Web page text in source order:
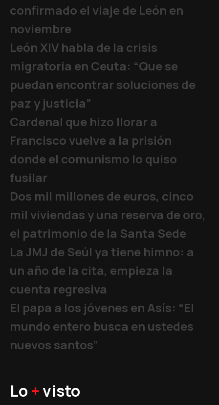
confirmado el viaje de León en
noviembre
León XIV habla de la crisis
migratoria en Ceuta: “Que se
puedan encontrar soluciones de
paz y justicia”
Cardenal que hizo llorar a
Francisco vuelve a la prisión
donde el comunismo lo quiso
fusilar
Dos mil millones de euros, cinco
mil viviendas y una reserva de oro,
el patrimonio de la Santa Sede
La JMJ de Seúl ya tiene himno: a
un año de la cita, empieza la
cuenta regresiva
El papa a los jóvenes en Asís: “El
mundo entero busca en ustedes
nuevos santos”
Lo +visto